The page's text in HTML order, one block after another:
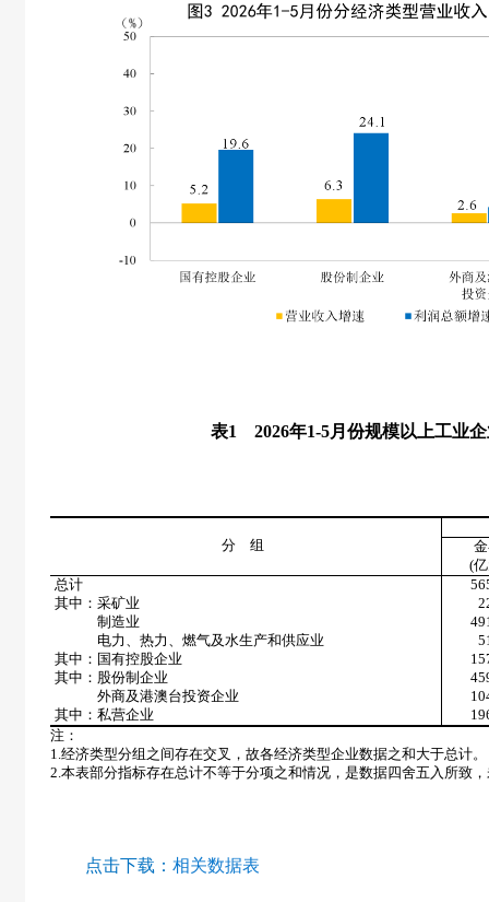
表1 2026年1-5月份规模以上工业
分 组
(
总计
其中：采矿业
制造业
电力、热力、燃气及水生产和供应业
其中：国有控股企业
其中：股份制企业
外商及港澳台投资企业
其中：私营企业
注：
1. 经济类型分组之间存在交叉，故各经济类型企业数据之和大于总计。
2. 本表部分指标存在总计不等于分项之和情况，是数据四舍五入所致
点击下载： 相关数据表